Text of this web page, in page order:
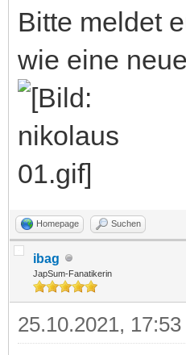
Bitte meldet
wie eine
Homepage Suchen
ibag
JapSum-Fanatikerin
25.10.2021, 17:53